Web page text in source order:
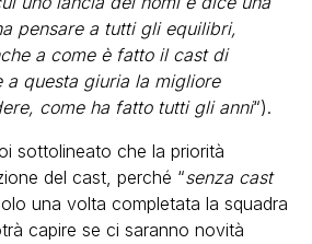
pensare a tutti gli equilibri,
a come è fatto il cast di
a questa giuria la migliore
come ha fatto tutti gli anni“).
sottolineato che la priorità
del cast, perché “senza cast
una volta completata la squadra
capire se ci saranno novità